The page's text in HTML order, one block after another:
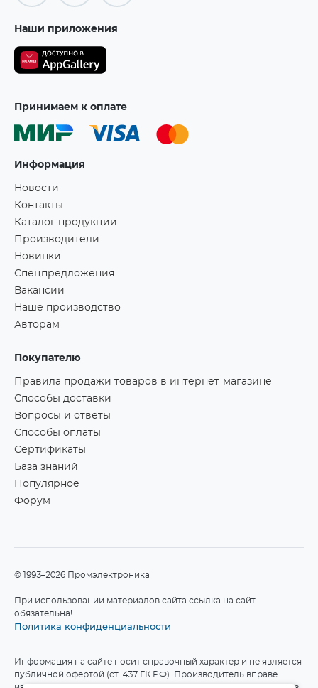
Наши приложения
Принимаем к оплате
Информация
Новости
Контакты
Каталог продукции
Производители
Новинки
Спецпредложения
Вакансии
Наше производство
Авторам
Покупателю
Правила продажи товаров в интернет-магазине
Способы доставки
Вопросы и ответы
Способы оплаты
Сертификаты
База знаний
Популярное
Форум
©1993–2026 Промэлектроника
При использовании материалов сайта ссылка на сайт
обязательна!
Политика конфиденциальности
Информация на сайте носит справочный характер и не является
публичной офертой (ст. 437 ГК РФ). Производитель вправе